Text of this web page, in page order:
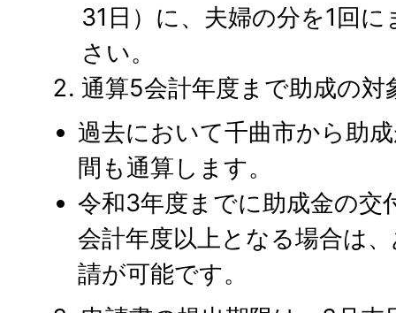
31日）に、夫婦の分を1回
さい。
通算5会計年度まで助成の
過去において千曲市から助
間も通算します。
令和3年度までに助成金の交
会計年度以上となる場合は
請が可能です。